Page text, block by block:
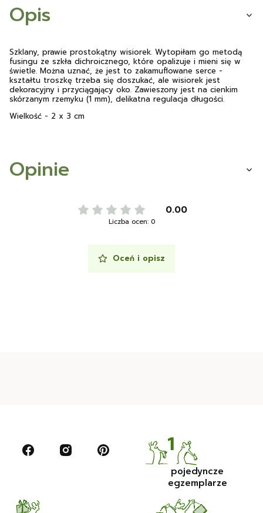
Opis
Szklany, prawie prostokątny wisiorek. Wytopiłam go metodą
fusingu ze szkła dichroicznego, które opalizuje i mieni się w
świetle. Można uznać, że jest to zakamuflowane serce -
kształtu troszkę trzeba się doszukać, ale wisiorek jest
dekoracyjny i przyciągający oko. Zawieszony jest na cienkim
skórzanym rzemyku (1 mm), delikatna regulacja długości.
Wielkość - 2 x 3 cm
Opinie
0.00
Liczba ocen: 0
Oceń i opisz
pojedyncze
egzemplarze